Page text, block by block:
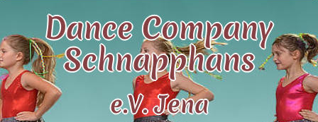
Dance Company
Schnapphans
e.V. Jena